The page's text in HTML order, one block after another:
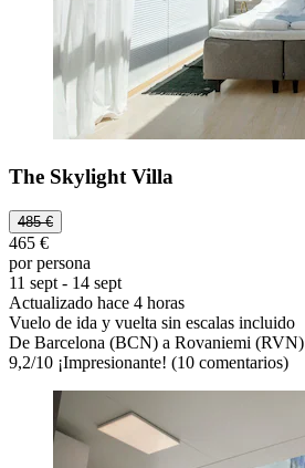
The Skylight Villa
485 €
465 €
por persona
11 sept - 14 sept
Actualizado hace 4 horas
Vuelo de ida y vuelta sin escalas incluido
De Barcelona (BCN) a Rovaniemi (RVN)
9,2/10 ¡Impresionante! (10 comentarios)